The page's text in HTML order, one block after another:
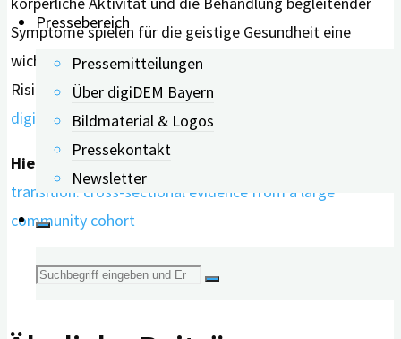
Pressebereich
Pressemitteilungen
Über digiDEM Bayern
Bildmaterial & Logos
Pressekontakt
Newsletter
Suche
Symptome spielen für die geistige Gesundheit eine
wichtige Rolle. Über weitere beeinflussbare
Risikofaktoren für kognitive Gesundheit informiert der
digiDEM Bayern Präventionscoach®
Hier geht’s zur Studie:
transition: cross-sectional evidence from a large
community cohort